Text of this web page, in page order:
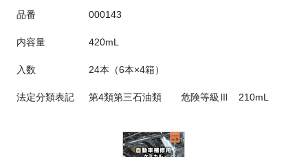
品番 000143
内容量 420mL
入数 24本（6本×4箱）
法定分類表記 第4類第三石油類 危険等級Ⅲ 210mL